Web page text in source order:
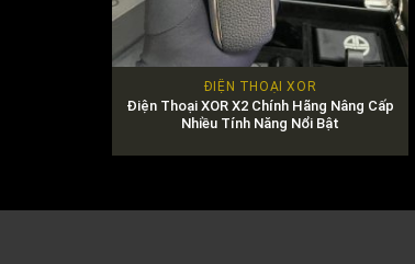
ĐIỆN THOẠI XOR
Điện Thoại XOR X2 Chính Hãng Nâng Cấp
Nhiều Tính Năng Nổi Bật